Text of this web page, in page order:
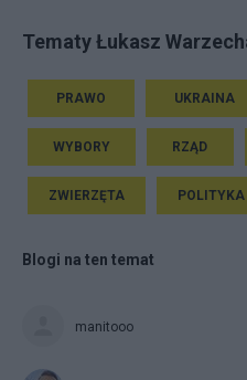
Tematy Łukasz
PRAWO UKRAINA
WYBORY RZĄD
ZWIERZĘTA
Blogi na ten temat
manitooo